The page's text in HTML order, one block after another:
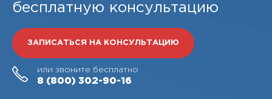
бесплатную консультацию
ЗАПИСАТЬСЯ НА КОНСУЛЬТАЦИЮ
или звоните бесплатно
8 (800) 302-90-16